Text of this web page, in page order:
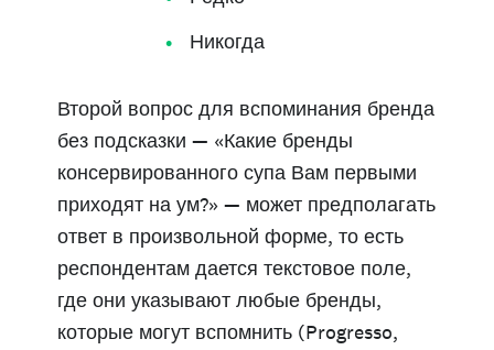
Никогда
Второй вопрос для вспоминания бренда
без подсказки — «Какие бренды
консервированного супа Вам первыми
приходят на ум?» — может предполагать
ответ в произвольной форме, то есть
респондентам дается текстовое поле,
где они указывают любые бренды,
которые могут вспомнить (Progresso,